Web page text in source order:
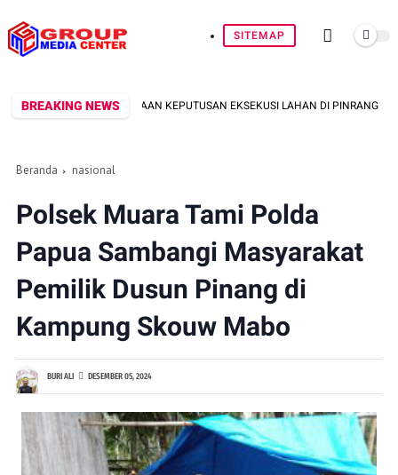
SITEMAP
BREAKING NEWS
KAWAL PEMBACAAN KEPUTUSAN EKSEKUSI LAHAN DI PINRANG
Beranda nasional
Polsek Muara Tami Polda
Papua Sambangi Masyarakat
Pemilik Dusun Pinang di
Kampung Skouw Mabo
BURI ALI DESEMBER 05, 2024